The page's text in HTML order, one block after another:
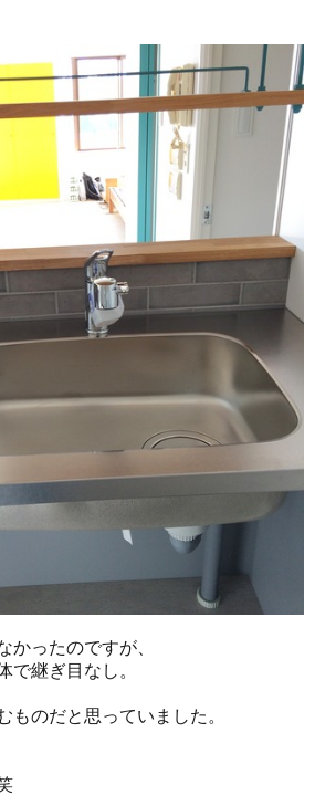
かったのですが、
で継ぎ目なし。
ものだと思っていました。